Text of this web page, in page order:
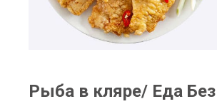
Рыба в кляре/ Еда Без